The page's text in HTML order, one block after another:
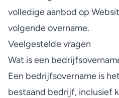
volledige aanbod op
volgende overname.
Veelgestelde vragen
Wat is een
Een bedrijfsovername is
bestaand bedrijf, inclusief